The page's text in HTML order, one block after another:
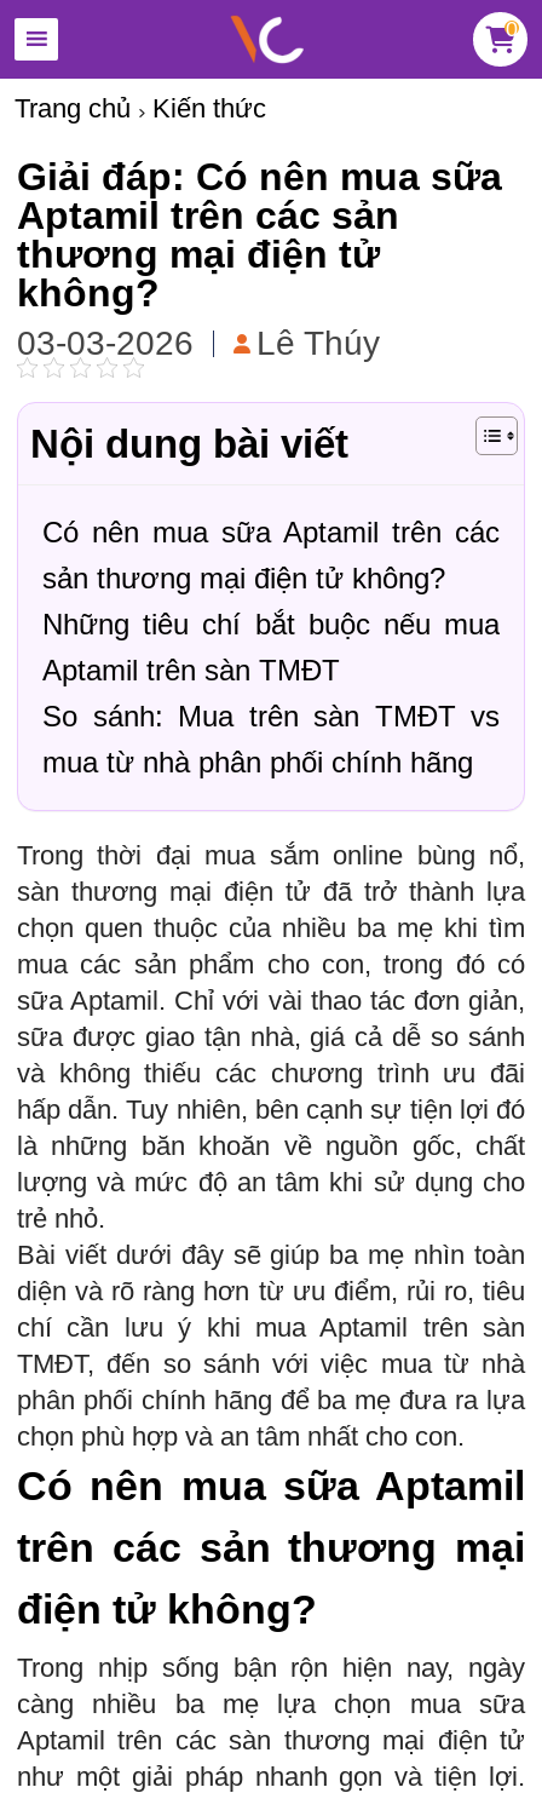
0
Trang chủ Kiến thức
Giải đáp: Có nên mua sữa
Aptamil trên các sản
thương mại điện tử
không?
03-03-2026 Lê Thúy
Nội dung bài viết
Có nên mua sữa Aptamil trên các
sản thương mại điện tử không?
Những tiêu chí bắt buộc nếu mua
Aptamil trên sàn TMĐT
So sánh: Mua trên sàn TMĐT vs
mua từ nhà phân phối chính hãng
Trong thời đại mua sắm online bùng nổ,
sàn thương mại điện tử đã trở thành lựa
chọn quen thuộc của nhiều ba mẹ khi tìm
mua các sản phẩm cho con, trong đó có
sữa Aptamil. Chỉ với vài thao tác đơn giản,
sữa được giao tận nhà, giá cả dễ so sánh
và không thiếu các chương trình ưu đãi
hấp dẫn. Tuy nhiên, bên cạnh sự tiện lợi đó
là những băn khoăn về nguồn gốc, chất
lượng và mức độ an tâm khi sử dụng cho
trẻ nhỏ.
Bài viết dưới đây sẽ giúp ba mẹ nhìn toàn
diện và rõ ràng hơn từ ưu điểm, rủi ro, tiêu
chí cần lưu ý khi mua Aptamil trên sàn
TMĐT, đến so sánh với việc mua từ nhà
phân phối chính hãng để ba mẹ đưa ra lựa
chọn phù hợp và an tâm nhất cho con.
Có nên mua sữa Aptamil
trên các sản thương mại
điện tử không?
Trong nhịp sống bận rộn hiện nay, ngày
càng nhiều ba mẹ lựa chọn mua sữa
Aptamil trên các sàn thương mại điện tử
như một giải pháp nhanh gọn và tiện lợi.